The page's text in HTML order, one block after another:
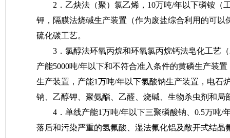
2．乙炔法（聚）氯乙烯，10万吨/年以下磷铵（
钾，隔膜法烧碱生产装置（作为废盐综合利用的可
硫化碳工艺。
3．氯醇法环氧丙烷和环氧氯丙烷钙法皂化工艺
产能5000吨/年以下和不符合准入条件的黄磷生产装
生产装置，产能1万吨/年以下氯酸钠生产装置，电石
钠、乙醇钾、聚氨酯、乙醛、烧碱、生物杀虫剂和
4．单线产能1万吨/年以下三聚磷酸钠、0.5万吨/
落后和污染严重的氢氟酸、湿法氟化铝及敞开式结晶